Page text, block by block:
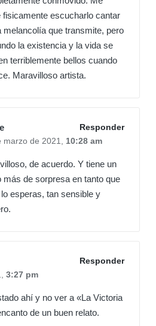
fisicamente escucharlo cantar
melancolía que transmite, pero
la existencia y la vida se
terriblemente bellos cuando
Maravilloso artista.
Responder
marzo de 2021, 10:28 am
de acuerdo. Y tiene un
más de sorpresa en tanto que
lo esperas, tan sensible y
Responder
3:27 pm
ahí y no ver a «La Victoria
de un buen relato.